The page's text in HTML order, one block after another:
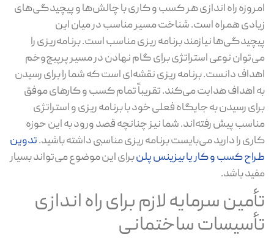
امروزه راه اندازی هر کسب و کاری با چالش‌ها و پیچیدگی‌های
زیادی همراه است. شناخت مسیر مناسب در میان این
پیچیدگی‌ها نیازمند برنامه ریزی مناسب است. برنامه‌ریزی را
می‌توان نوعی استراتژی برای گام نهادن در مسیر پرپیچ‌وخم
اهداف دانست. برنامه ریزی نقشه‌ای است که شما را برای رسیدن
به اهداف هدایت می‌کند. تقریباً تمام کسب و کارهای موفق
برای رسیدن به جایگاه فعلی خود با برنامه ریزی و استراتژی
مناسب پیش رفته‌اند. شما نیز چنانچه قصد ورود به این حوزه
کاری را دارید می‌بایست برنامه ریزی مناسبی داشته باشید.تدوین
طراح کسب و کار یا بیزینس پلنبرای این موضوع می‌تواند بسیار
مفید باشد.
تأمین سرمایه لازم برای راه اندازی
تأسیسات ساختمانی